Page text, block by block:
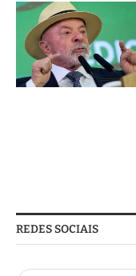
REDES SOCIAIS